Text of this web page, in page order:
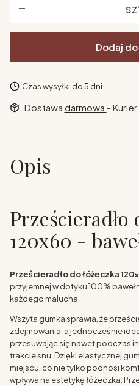
Dodaj
Czas wysyłki:do 5 dni
Dostawa darmowa - Kurier
Opis
Prześcieradło
120x60 -
Prześcieradło do łóżeczka
przyjemnej w dotyku 100%
każdego malucha.
Wszyta gumka sprawia, że
zdejmowania, a jednocześnie
przesuwając się nawet podczas
trakcie snu. Dzięki elastycznej
miejscu, co nie tylko podnosi
wpływa na estetykę łóżeczka.